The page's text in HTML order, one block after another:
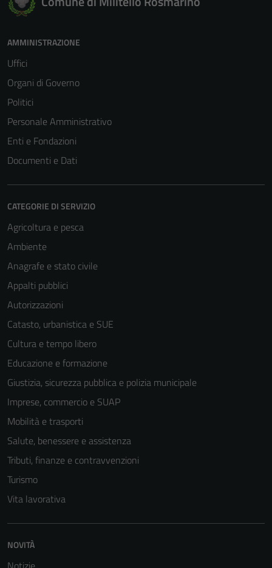
AMMINISTRAZIONE
Uffici
Organi di Governo
Politici
Personale Amministrativo
Enti e Fondazioni
Documenti e Dati
CATEGORIE DI SERVIZIO
Agricoltura e pesca
Ambiente
Anagrafe e stato civile
Appalti pubblici
Autorizzazioni
Catasto, urbanistica e SUE
Cultura e tempo libero
Educazione e formazione
Giustizia, sicurezza pubblica e polizia municipale
Imprese, commercio e SUAP
Mobilità e trasporti
Salute, benessere e assistenza
Tributi, finanze e contravvenzioni
Turismo
Vita lavorativa
NOVITÀ
possono